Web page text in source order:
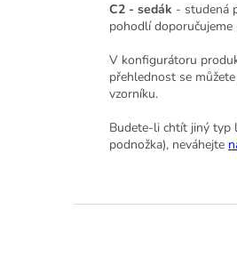
C2 - sedák - studená
pohodlí
V konfigurátoru
přehlednost se
vzorníku.
Budete-li chtít jiný typ
podnožka), neváhejte